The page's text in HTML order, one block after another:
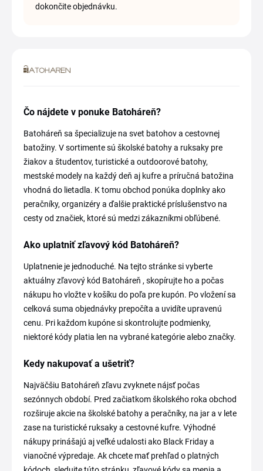
dokončite objednávku.
Čo nájdete v ponuke Batoháreň?
Batoháreň sa špecializuje na svet batohov a cestovnej
batožiny. V sortimente sú školské batohy a ruksaky pre
žiakov a študentov, turistické a outdoorové batohy,
mestské modely na každý deň aj kufre a príručná batožina
vhodná do lietadla. K tomu obchod ponúka doplnky ako
peračníky, organizéry a ďalšie praktické príslušenstvo na
cesty od značiek, ktoré sú medzi zákazníkmi obľúbené.
Ako uplatniť zľavový kód Batoháreň?
Uplatnenie je jednoduché. Na tejto stránke si vyberte
aktuálny zľavový kód Batoháreň , skopírujte ho a počas
nákupu ho vložte v košíku do poľa pre kupón. Po vložení sa
celková suma objednávky prepočíta a uvidíte upravenú
cenu. Pri každom kupóne si skontrolujte podmienky,
niektoré kódy platia len na vybrané kategórie alebo značky.
Kedy nakupovať a ušetriť?
Najväčšiu Batoháreň zľavu zvyknete nájsť počas
sezónnych období. Pred začiatkom školského roka obchod
rozširuje akcie na školské batohy a peračníky, na jar a v lete
zase na turistické ruksaky a cestovné kufre. Výhodné
nákupy prinášajú aj veľké udalosti ako Black Friday a
vianočné výpredaje. Ak chcete mať prehľad o platných